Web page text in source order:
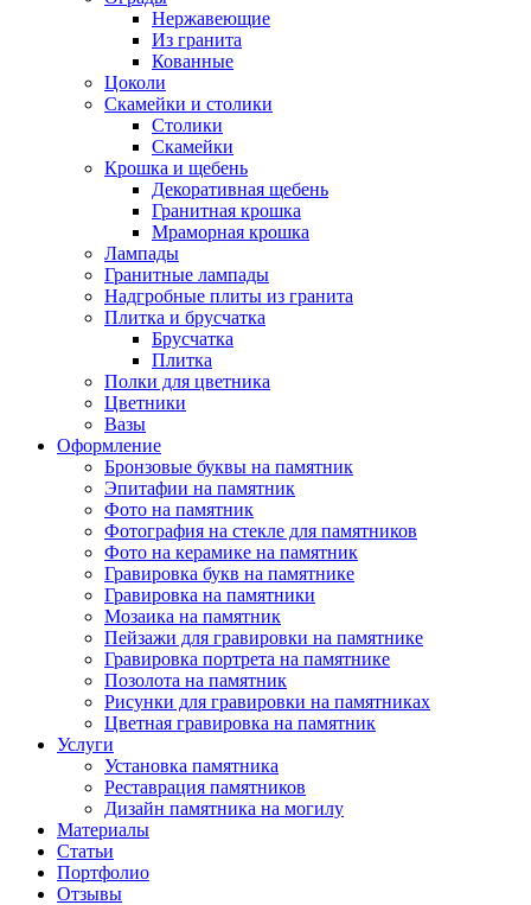
Нержавеющие
Из гранита
Кованные
Цоколи
Скамейки и столики
Столики
Скамейки
Крошка и щебень
Декоративная щебень
Гранитная крошка
Мраморная крошка
Лампады
Гранитные лампады
Надгробные плиты из гранита
Плитка и брусчатка
Брусчатка
Плитка
Полки для цветника
Цветники
Вазы
Оформление
Бронзовые буквы на памятник
Эпитафии на памятник
Фото на памятник
Фотография на стекле для памятников
Фото на керамике на памятник
Гравировка букв на памятнике
Гравировка на памятники
Мозаика на памятник
Пейзажи для гравировки на памятнике
Гравировка портрета на памятнике
Позолота на памятник
Рисунки для гравировки на памятниках
Цветная гравировка на памятник
Услуги
Установка памятника
Реставрация памятников
Дизайн памятника на могилу
Материалы
Статьи
Портфолио
Отзывы